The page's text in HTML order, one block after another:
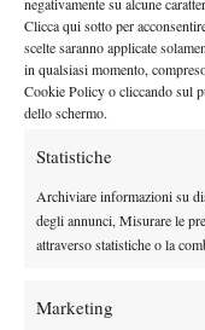
Clicca qui sotto per
scelte saranno applicate
in qualsiasi momento,
Cookie Policy o cliccando sul
dello schermo.
Statistiche
Archiviare informazioni su
degli annunci, Misurare le
attraverso statistiche o la
Marketing
Da quel momento,
definitivamente
un forte malessere
manager dello
sole, la pressione o la
successo, ma mi
“Pagati da solo
scrivere un